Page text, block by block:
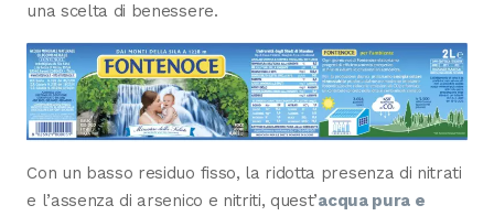
una scelta di benessere.
Con un basso residuo fisso, la ridotta presenza di nitrati
e l’assenza di arsenico e nitriti, quest’acqua pura e